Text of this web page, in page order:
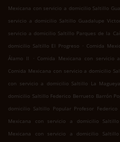
Mexicana con servicio a domicilio Saltillo
servicio a domicilio Saltillo Guadalupe
servicio a domicilio Saltillo Parques de la
domicilio Saltillo El Progreso . Comida
Álamo II
. Comida Mexicana con servicio
Comida Mexicana con servicio a domicilio
con servicio a domicilio Saltillo La
domicilio Saltillo Federico Berrueto Barrón
domicilio Saltillo Popular Profesor Federico
Mexicana con servicio a domicilio
Mexicana con servicio a domicilio Saltillo